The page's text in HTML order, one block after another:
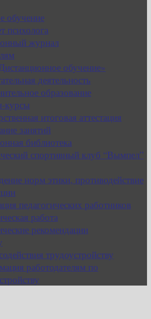
обучение
психолога
журнал
обучение»
деятельность
образование
курсы
итоговая аттестация
занятий
библиотека
спортивный клуб “Вымпел”
норм этики, противодействие
педагогических работников
работа
рекомендации
трудоустройству
работодателям по